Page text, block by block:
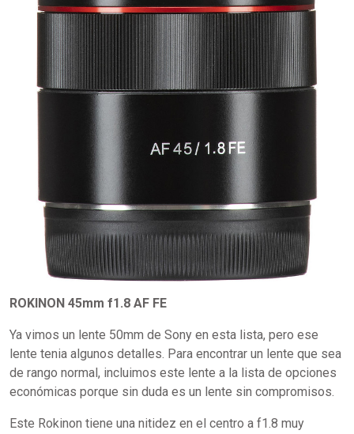
ROKINON 45mm f1.8 AF FE
Ya vimos un lente 50mm de Sony en esta lista, pero ese
lente tenia algunos detalles. Para encontrar un lente que sea
de rango normal, incluimos este lente a la lista de opciones
económicas porque sin duda es un lente sin compromisos.
Este Rokinon tiene una nitidez en el centro a f1.8 muy